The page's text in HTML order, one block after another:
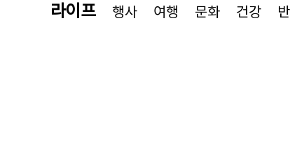
라이프 행사 여행 문화 건강